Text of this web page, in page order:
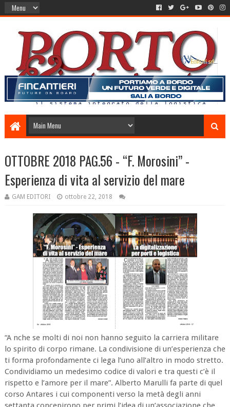
OTTOBRE 2018 PAG.56 - “F. Morosini” -
Esperienza di vita al servizio del mare
GAM EDITORI ottobre 22, 2018
“A nche se molti di noi non hanno seguito la carriera militare
lo spirito di corpo rimane. La condivisione di un’esperienza che
ti forma profondamente ci lega l’uno all’altro in modo stretto.
Condividiamo un medesimo codice di valori e tra questi c’è il
rispetto e l’amore per il mare”. Alberto Marulli fa parte di quel
corso Antares i cui componenti verso la metà degli anni